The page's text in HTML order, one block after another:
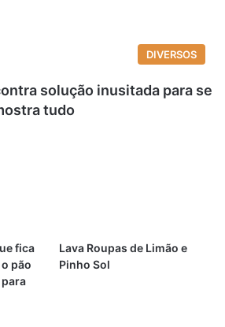
DIVERSOS
solução inusitada para se
tudo
fica
pão
Lava Roupas de Limão e
Pinho Sol